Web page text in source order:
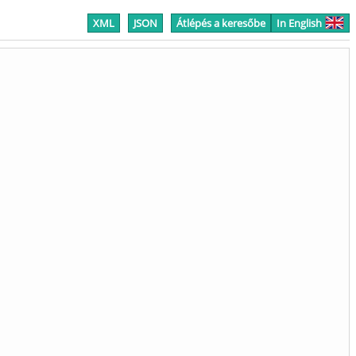
XML JSON Átlépés a keresőbe In English